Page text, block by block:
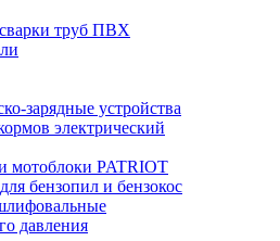
труб ПВХ
зарядные устройства
электрический
мотоблоки PATRIOT
бензопил и бензокос
давления